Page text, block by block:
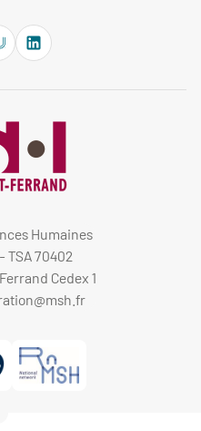
Humaines
TSA 70402
Cedex 1